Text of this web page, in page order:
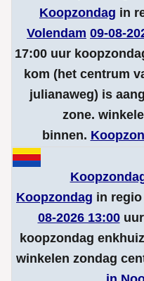
Koopzondag in
Volendam 09-08-
17:00 uur
kom (het centrum
julianaweg) is
zone.
binnen.
Koopzondag in regio
08-2026 13:00uur
koopzondag
winkelen zondag